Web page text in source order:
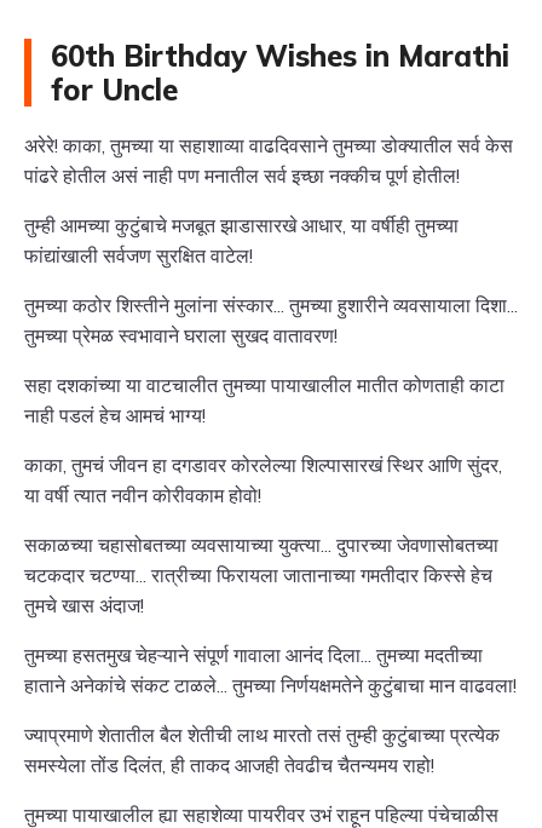
60th Birthday Wishes in Marathi
for Uncle
अरेरे! काका, तुमच्या या सहाशाव्या वाढदिवसाने तुमच्या डोक्यातील सर्व केस
पांढरे होतील असं नाही पण मनातील सर्व इच्छा नक्कीच पूर्ण होतील!
तुम्ही आमच्या कुटुंबाचे मजबूत झाडासारखे आधार, या वर्षीही तुमच्या
फांद्यांखाली सर्वजण सुरक्षित वाटेल!
तुमच्या कठोर शिस्तीने मुलांना संस्कार... तुमच्या हुशारीने व्यवसायाला दिशा...
तुमच्या प्रेमळ स्वभावाने घराला सुखद वातावरण!
सहा दशकांच्या या वाटचालीत तुमच्या पायाखालील मातीत कोणताही काटा
नाही पडलं हेच आमचं भाग्य!
काका, तुमचं जीवन हा दगडावर कोरलेल्या शिल्पासारखं स्थिर आणि सुंदर,
या वर्षी त्यात नवीन कोरीवकाम होवो!
सकाळच्या चहासोबतच्या व्यवसायाच्या युक्त्या... दुपारच्या जेवणासोबतच्या
चटकदार चटण्या... रात्रीच्या फिरायला जातानाच्या गमतीदार किस्से हेच
तुमचे खास अंदाज!
तुमच्या हसतमुख चेहऱ्याने संपूर्ण गावाला आनंद दिला... तुमच्या मदतीच्या
हाताने अनेकांचे संकट टाळले... तुमच्या निर्णयक्षमतेने कुटुंबाचा मान वाढवला!
ज्याप्रमाणे शेतातील बैल शेतीची लाथ मारतो तसं तुम्ही कुटुंबाच्या प्रत्येक
समस्येला तोंड दिलंत, ही ताकद आजही तेवढीच चैतन्यमय राहो!
तुमच्या पायाखालील ह्या सहाशेव्या पायरीवर उभं राहून पहिल्या पंचेचाळीस